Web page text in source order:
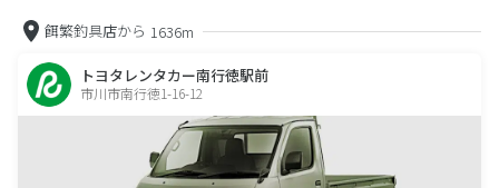
餌繁釣具店から 1636m
トヨタレンタカー南行徳駅前
市川市南行徳1-16-12